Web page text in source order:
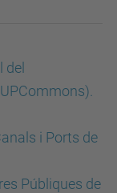
del
i Ports de
Públiques de